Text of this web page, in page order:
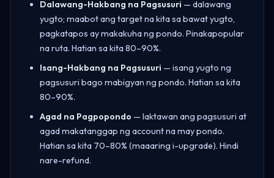
Dalawang-Hakbang na Pagsusuri — dalawang
yugto; maabot ang target na kita sa bawat yugto,
pagkatapos ay makakuha ng pondo. Pinakapopular
na ruta. Hatian sa kita 80–90%.
Isang-Hakbang na Pagsusuri — isang yugto ng
pagsusuri bago mabigyan ng pondo. Hatian sa kita
80–90%.
Agad na Pagpopondo — laktawan ang pagsusuri at
agad makatanggap ng account na may pondo.
Hatian sa kita 70–80% (maaaring i-upgrade). Hindi
nare-refund.